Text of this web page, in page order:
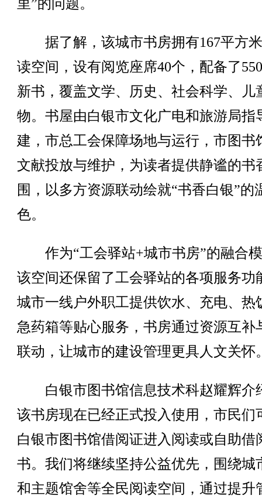
里”的问题。
据了解，该城市书房拥有167平方
读空间，设有阅览座席40个，配备了
新书，覆盖文学、历史、社会科学、儿
物。书屋由白银市文化广电和旅游局指
建，市总工会保障场地与运行，市图书
文献投放与维护，为读者提供静谧的书
围，以多方资源联动绘就“书香白银”的
色。
作为“工会驿站+城市书房”的融合
该空间还保留了工会驿站的各项服务功
城市一线户外职工提供饮水、充电、热
急药箱等贴心服务，书房通过资源互补
联动，让城市的建设管理更具人文关怀
白银市图书馆信息技术科赵耀辉介
该书房现在已经正式投入使用，市民们
白银市图书馆借阅证进入阅读或自助借
书。我们将继续坚持公益优先，围绕城
和主题馆舍等全民阅读空间，通过提升